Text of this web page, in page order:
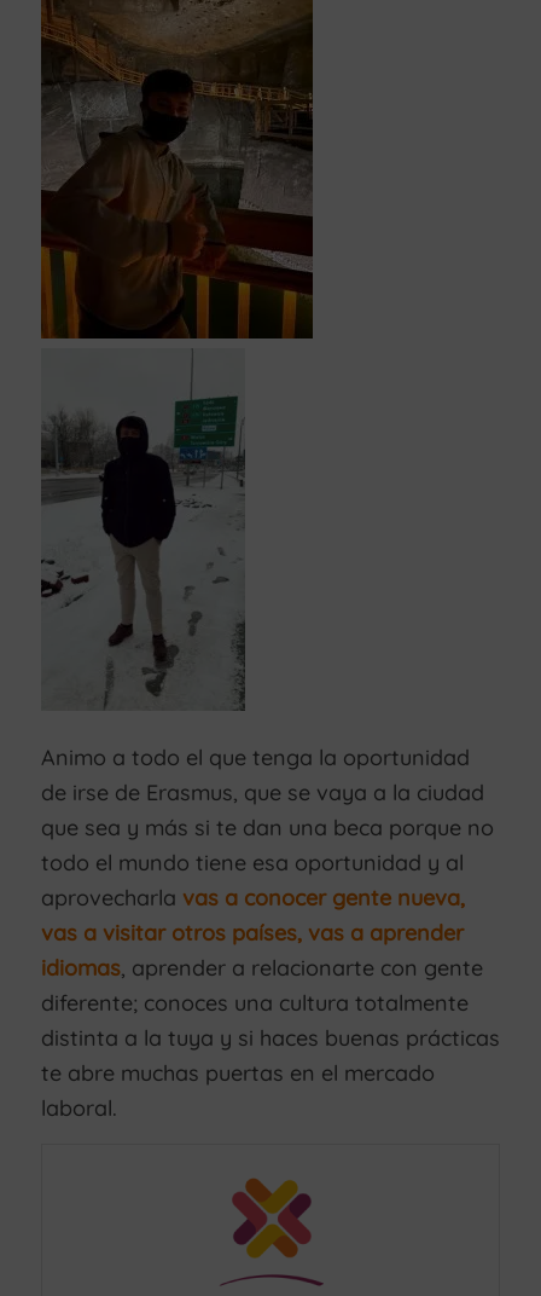
Animo a todo el que tenga la oportunidad
de irse de Erasmus, que se vaya a la ciudad
que sea y más si te dan una beca porque no
todo el mundo tiene esa oportunidad y al
aprovecharla vas a conocer gente nueva,
vas a visitar otros países, vas a aprender
idiomas, aprender a relacionarte con gente
diferente; conoces una cultura totalmente
distinta a la tuya y si haces buenas prácticas
te abre muchas puertas en el mercado
laboral.